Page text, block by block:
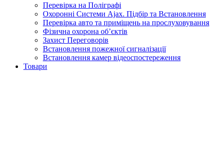
Перевірка на Поліграфі
Охоронні Системи Ajax. Підбір та Встановлення
Перевірка авто та приміщень на прослуховування
Фізична охорона об’єктів
Захист Переговорів
Встановлення пожежної сигналізації
Встановлення камер відеоспостереження
Товари